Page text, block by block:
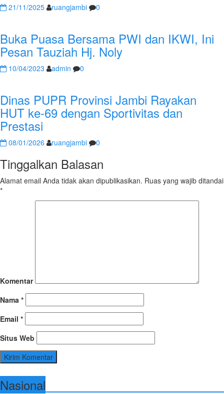
21/11/2025 ruangjambi 0
Buka Puasa Bersama PWI dan IKWI, Ini
Pesan Tauziah Hj. Noly
10/04/2023 admin 0
Dinas PUPR Provinsi Jambi Rayakan
HUT ke-69 dengan Sportivitas dan
Prestasi
08/01/2026 ruangjambi 0
Tinggalkan Balasan
Alamat email Anda tidak akan dipublikasikan. Ruas yang wajib ditandai
*
Komentar
Nama *
Email *
Situs Web
Nasional